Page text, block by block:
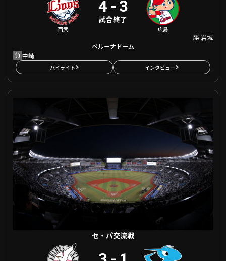
西武
4 - 3
試合終了
広島
勝 岩城
ベルーナドーム
負 中崎
ハイライト インタビュー
セ・パ交流戦 千葉ロッテ VS 中日
セ・パ交流戦